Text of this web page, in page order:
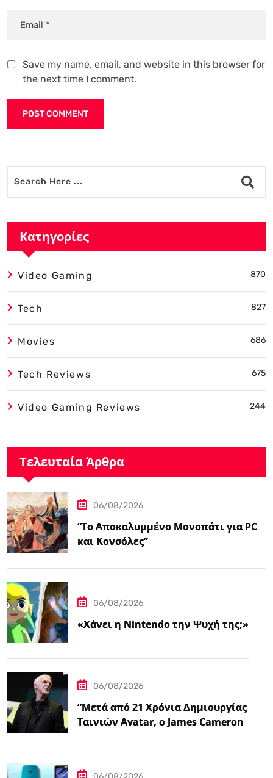
Save my name, email, and website in this browser for
the next time I comment.
Κατηγορίες
Video Gaming 870
Tech 827
Movies 686
Tech Reviews 675
Video Gaming Reviews 244
Τελευταία Άρθρα
06/08/2026
“Το Αποκαλυμμένο Μονοπάτι για PC
και Κονσόλες”
06/08/2026
«Χάνει η Nintendo την Ψυχή της;»
06/08/2026
“Μετά από 21 Χρόνια Δημιουργίας
Ταινιών Avatar, ο James Cameron